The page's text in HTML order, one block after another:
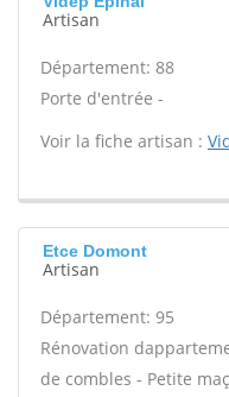
Artisan
Département: 88
Porte d'entrée -
Voir la fiche artisan :
Etce Domont
Artisan
Département: 95
Rénovation
de combles - Petite